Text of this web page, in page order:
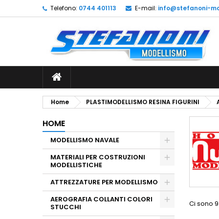
Telefono: 0744 401113 E-mail: info@stefanoni-
Home PLASTIMODELLISMO RESINA FIGURINI
HOME
MODELLISMO NAVALE
MATERIALI PER COSTRUZIONI
MODELLISTICHE
ATTREZZATURE PER MODELLISMO
AEROGRAFIA COLLANTI COLORI
STUCCHI
Ci sono